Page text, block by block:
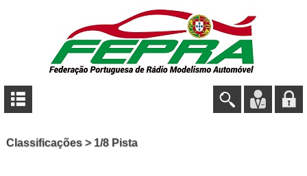
Classificações > 1/8 Pista